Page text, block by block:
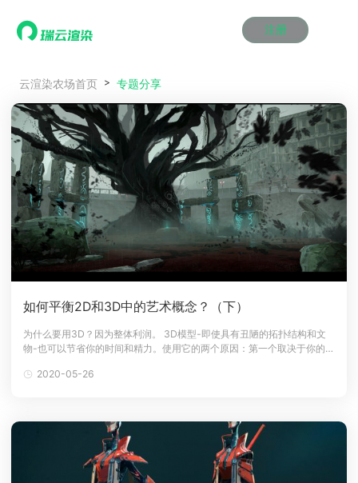
注册
产品服务
效果图渲染
云制作
云渲染管理系统
瑞兔百宝箱
AI视频插帧
效果图渲染
云制作
云渲染管理系统
瑞兔百宝箱
AI视频插帧
效果图渲染
云制作
云渲染管理系统
瑞兔百宝箱
AI视频插帧
效果图渲染
云制作
云渲染管理系统
瑞兔百宝箱
AI视频插帧
效果图渲染
云制作
云渲染管理系统
瑞兔百宝箱
AI视频插帧
效果图渲染
云制作
云渲染管理系统
瑞兔百宝箱
AI视频插帧
解决方案
Maya云渲染方案
3ds Max云渲染方案
Cinema 4D云渲染方案
Blender 云渲染方案
Maya AI渲染方案
Maya云渲染方案
3ds Max云渲染方案
Cinema 4D云渲染方案
Blender 云渲染方案
Maya AI渲染方案
Maya云渲染方案
3ds Max云渲染方案
Cinema 4D云渲染方案
Blender 云渲染方案
Maya AI渲染方案
Maya云渲染方案
3ds Max云渲染方案
Cinema 4D云渲染方案
Blender 云渲染方案
Maya AI渲染方案
Maya云渲染方案
3ds Max云渲染方案
Cinema 4D云渲染方案
Blender 云渲染方案
Maya AI渲染方案
Maya云渲染方案
3ds Max云渲染方案
Cinema 4D云渲染方案
Blender 云渲染方案
Maya AI渲染方案
价格
动画价格
效果图价格
云制作价格
动画价格
效果图价格
云制作价格
动画价格
效果图价格
云制作价格
动画价格
效果图价格
云制作价格
动画价格
效果图价格
云制作价格
动画价格
效果图价格
云制作价格
案例
资讯&赛事
新闻资讯
渲染百科
渲染大赛
泛CG交流会
新闻资讯
渲染百科
渲染大赛
泛CG交流会
新闻资讯
渲染百科
渲染大赛
泛CG交流会
新闻资讯
渲染百科
渲染大赛
泛CG交流会
新闻资讯
渲染百科
渲染大赛
泛CG交流会
新闻资讯
渲染百科
渲染大赛
泛CG交流会
特惠专区
教育优惠
教育优惠
教育优惠
教育优惠
教育优惠
教育优惠
关于我们
下载
云渲染农场首页 专题分享
如何平衡2D和3D中的艺术概念？（下）
为什么要用3D？因为整体利润。 3D模型-即使具有丑陋的拓扑结构和文
物-也可以节省你的时间和精力。使用它的两个原因：第一个取决于你的技
对其进行一些调整。在发布阶段，它可以在工作室的整个制作过程中节省
2020-05-26